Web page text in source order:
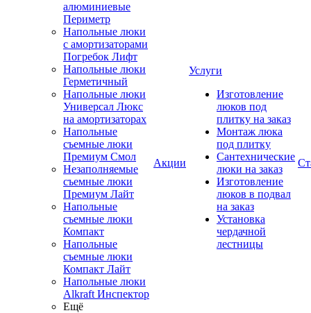
алюминиевые
Периметр
Напольные люки
с амортизаторами
Погребок Лифт
Напольные люки
Герметичный
Напольные люки
Универсал Люкс
на амортизаторах
Напольные
съемные люки
Премиум Смол
Незаполняемые
съемные люки
Премиум Лайт
Напольные
съемные люки
Компакт
Напольные
съемные люки
Компакт Лайт
Напольные люки
Alkraft Инспектор
Ещё
Акции
Услуги
Изготовление
люков под
плитку на заказ
Монтаж люка
под плитку
Сантехнические
люки на заказ
Изготовление
люков в подвал
на заказ
Установка
чердачной
лестницы